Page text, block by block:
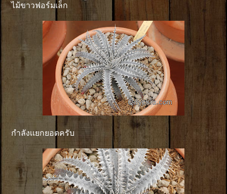
ไม้ขาวฟอร์มเล็ก
กำลังเเยกยอดครับ